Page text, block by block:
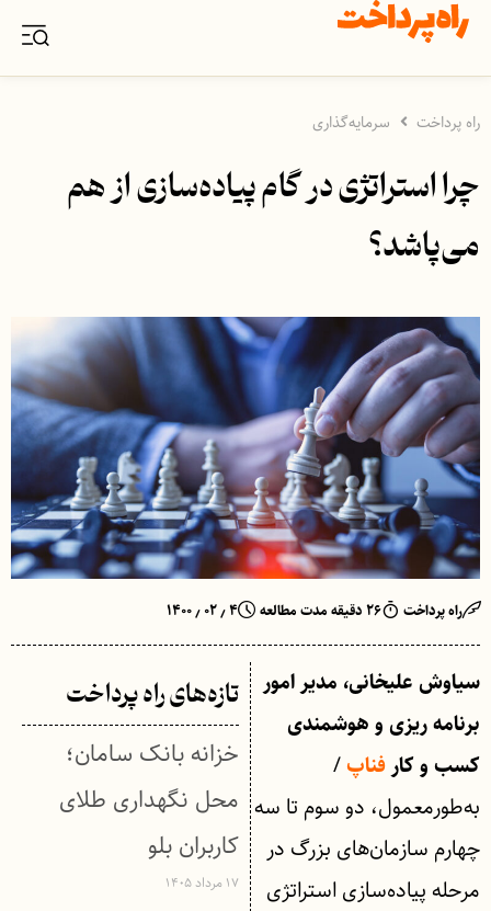
راه پرداخت سرمایه‌گذاری
چرا استراتژی در گام پیاده‌سازی از هم
می‌پاشد؟
راه پرداخت ۲۶ دقیقه مدت مطالعه ۴ ٫ ۰۲ ٫ ۱۴۰۰
سیاوش علیخانی، مدیر امور
برنامه ریزی و هوشمندی
کسب و کار فناپ/
به‌طورمعمول، دو سوم تا سه
چهارم سازمان‌های بزرگ در
مرحله پیاده‌سازی استراتژی
تازه‌های راه پرداخت
خزانه بانک سامان؛
محل نگهداری طلای
کاربران بلو
۱۷ مرداد ۱۴۰۵